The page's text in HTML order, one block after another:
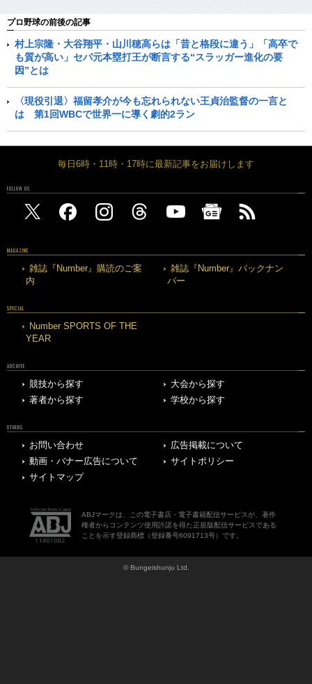
プロ野球の前後の記事
村上宗隆・大谷翔平・山川穂高らは「昔と格段に違う」「高卒で
も質が高い」セパ元本塁打王が断言する“スラッガー進化の要
因”とは
〈現役引退〉福留孝介が今も忘れられない王貞治監督の一言と
は 第1回WBCで世界一に導く劇的2ラン
毎日6時・11時・17時に最新記事をお届けします
FOLLOW US
MAGAZINE
雑誌『Number』購読のご案
内
雑誌『Number』バックナン
バー
SPECIAL
Number SPORTS OF THE
YEAR
ARCHIVE
競技から探す
大会から探す
著者から探す
学校から探す
OTHERS
お問い合わせ
広告掲載について
動画・バナー広告について
サイトポリシー
サイトマップ
ABJマークは、この電子書店・電子書籍配信サービスが、著作
権者からコンテンツ使用許諾を得た正規版配信サービスである
ことを示す登録商標（登録番号6091713号）です。
© Bungeishunju Ltd.